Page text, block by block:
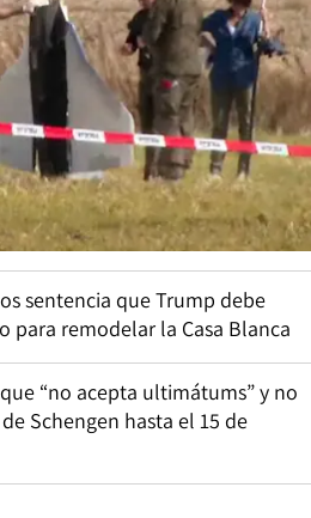
sentencia que Trump debe
para remodelar la Casa Blanca
“no acepta ultimátums” y no
Schengen hasta el 15 de